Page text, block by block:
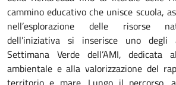
cammino educativo che unisce scuola,
nell’esplorazione delle risorse
dell’iniziativa si inserisce uno degli
Settimana Verde dell’AMI, dedicata
ambientale e alla valorizzazione del